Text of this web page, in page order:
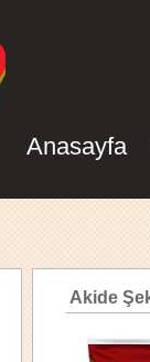
Akide
Anasayfa